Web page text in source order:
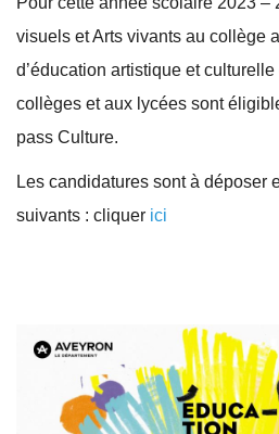
visuels et Arts vivants au collège
d’éducation artistique et
collèges et aux lycées sont
pass Culture.
Les candidatures sont à déposer
suivants : cliquer ici